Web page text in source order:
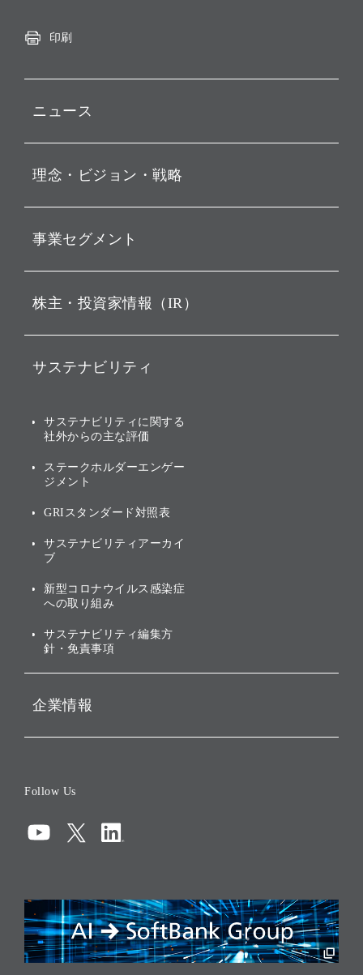
印刷
ニュース
お知らせ
動画配信
理念・ビジョン・戦略
経営理念
ビジョン
戦略
バリュー
ソフトバンクグループの歩
[AI] What dreams are made
事業セグメント
ソフトバンク・ビジョン・
その他
グループ企業一覧
株主・投資家情報（IR）
IRカレンダー
業績・財務
アニュアルレポート
株主・投資家情報（IR）に
サステナビリティ
トップメッセージ
サステナビリティの考え方
ガバナンス
投資先のサステナビリティ
サステナビリティに関する
社外からの主な評価
ステークホルダーエンゲー
ジメント
GRIスタンダード対照表
サステナビリティアーカイ
ブ
新型コロナウイルス感染症
への取り組み
サステナビリティ編集方
針・免責事項
企業情報
コンプライアンス
リスクマネジメント
税務に対する取り組み
採用情報
Follow Us